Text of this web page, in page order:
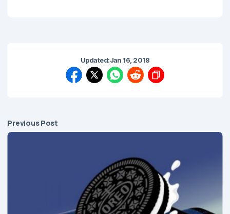
Updated:Jan 16, 2018
Previous Post